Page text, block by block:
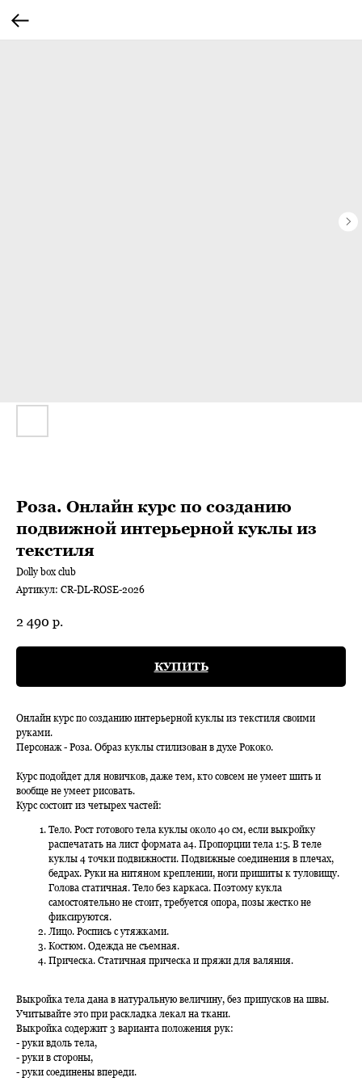
Роза. Онлайн курс по созданию
подвижной интерьерной куклы из
текстиля
Dolly box club
Артикул: CR-DL-ROSE-2026
2 490 р.
КУПИТЬ
Онлайн курс по созданию интерьерной куклы из текстиля своими
руками.
Персонаж - Роза. Образ куклы стилизован в духе Рококо.
Курс подойдет для новичков, даже тем, кто совсем не умеет шить и
вообще не умеет рисовать.
Курс состоит из четырех частей:
Тело. Рост готового тела куклы около 40 см, если выкройку
распечатать на лист формата а4. Пропорции тела 1:5. В теле
куклы 4 точки подвижности. Подвижные соединения в плечах,
бедрах. Руки на нитяном креплении, ноги пришиты к туловищу.
Голова статичная. Тело без каркаса. Поэтому кукла
самостоятельно не стоит, требуется опора, позы жестко не
фиксируются.
Лицо. Роспись с утяжками.
Костюм. Одежда не съемная.
Прическа. Статичная прическа и пряжи для валяния.
Выкройка тела дана в натуральную величину, без припусков на швы.
Учитывайте это при раскладка лекал на ткани.
Выкройка содержит 3 варианта положения рук:
- руки вдоль тела,
- руки в стороны,
- руки соединены впереди.